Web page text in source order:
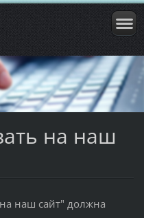
на наш
наш сайт" должна